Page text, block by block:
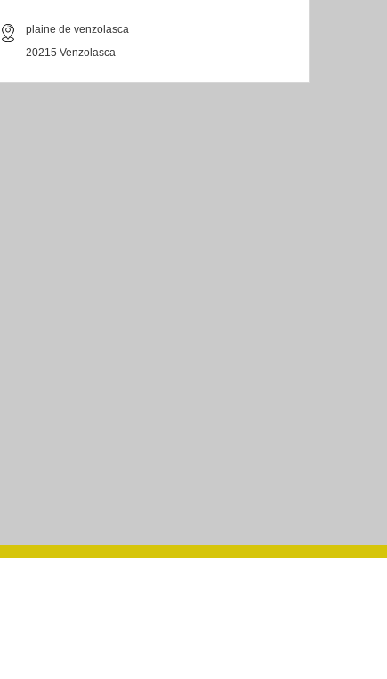
plaine de venzolasca
20215 Venzolasca